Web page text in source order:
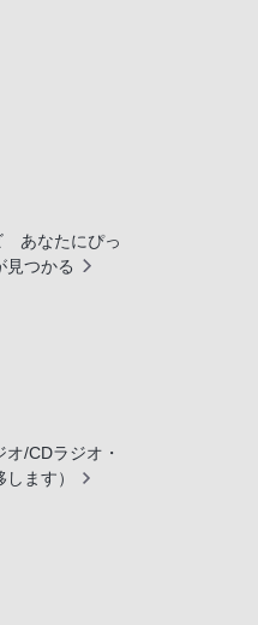
あなたにぴっ
見つかる
/CDラジオ・
ます）